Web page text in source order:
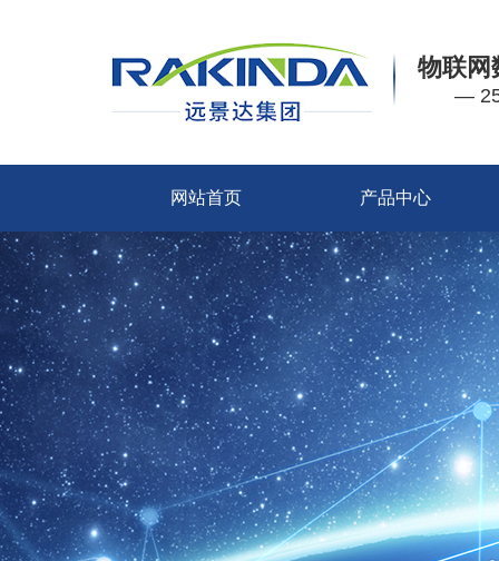
物联网
—
网站首页 产品中心